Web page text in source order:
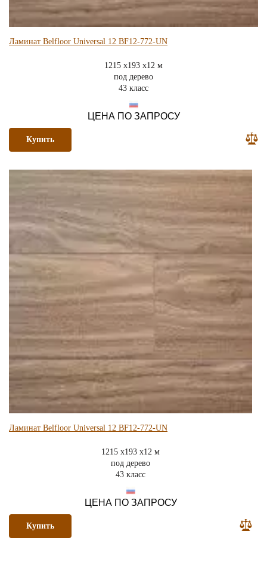
Ламинат Belfloor Universal 12 BF12-772-UN
1215 x193 x12 м
под дерево
43 класс
ЦЕНА ПО ЗАПРОСУ
Купить
Ламинат Belfloor Universal 12 BF12-772-UN
1215 x193 x12 м
под дерево
43 класс
ЦЕНА ПО ЗАПРОСУ
Купить